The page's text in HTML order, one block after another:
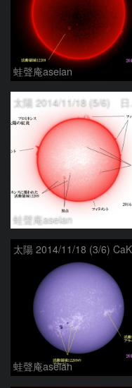
蛙聲庵aseian
蛙聲庵aseian
蛙聲庵aseian